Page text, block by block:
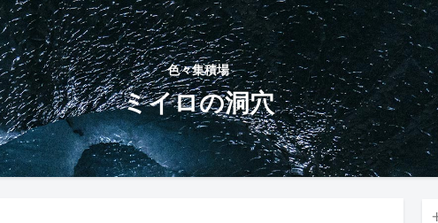
色々集積場
ミイロの洞穴